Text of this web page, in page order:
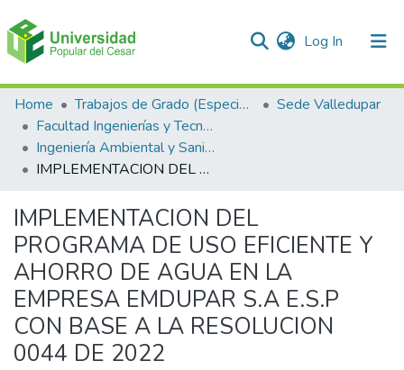
Log In (current)
Communities & Collections
All of DSpace
Statistics
Home Trabajos de Grado (Especializaciones y Pregrados)
Sede Valledupar
Facultad Ingenierías y Tecnologías
Ingeniería Ambiental y Sanitaria.
IMPLEMENTACION DEL PROGRAMA DE USO EFICIENTE Y AHORRO DE AGUA EN LA EMPRESA EMDUPAR S.A E.S.P CON BASE A LA RESOLUCION 0044 DE 2022
IMPLEMENTACION DEL
PROGRAMA DE USO EFICIENTE Y
AHORRO DE AGUA EN LA
EMPRESA EMDUPAR S.A E.S.P
CON BASE A LA RESOLUCION
0044 DE 2022